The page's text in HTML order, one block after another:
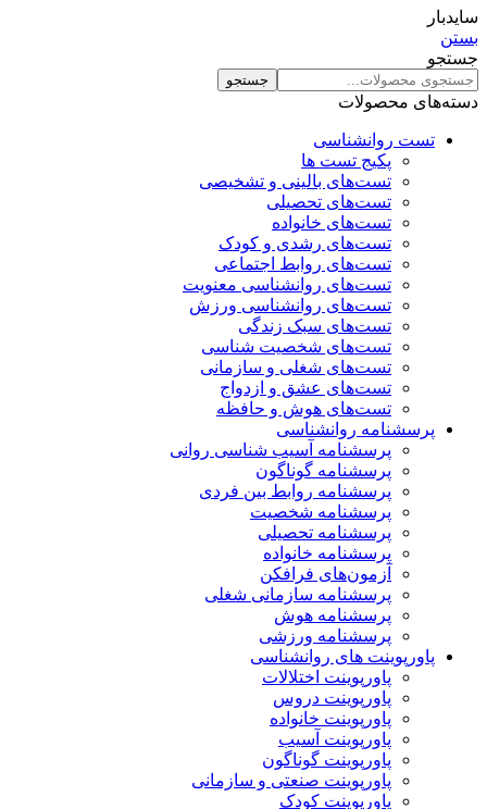
سایدبار
بستن
جستجو
جستجو
دسته‌های محصولات
تست روانشناسی
پکیج تست ها
تست‌های بالینی و تشخیصی
تست‌های تحصیلی
تست‌های خانواده
تست‌های رشدی و کودک
تست‌های روابط اجتماعی
تست‌های روانشناسی معنویت
تست‌های روانشناسی ورزش
تست‌های سبک زندگی
تست‌های شخصیت شناسی
تست‌های شغلی و سازمانی
تست‌های عشق و ازدواج
تست‌های هوش و حافظه
پرسشنامه روانشناسی
پرسشنامه آسیب شناسی روانی
پرسشنامه گوناگون
پرسشنامه روابط بین فردی
پرسشنامه شخصیت
پرسشنامه تحصیلی
پرسشنامه خانواده
آزمون‌های فرافکن
پرسشنامه سازمانی شغلی
پرسشنامه هوش
پرسشنامه ورزشی
پاورپوینت های روانشناسی
پاورپوینت اختلالات
پاورپوینت دروس
پاورپوینت خانواده
پاورپوینت آسیب
پاورپوینت گوناگون
پاورپوینت صنعتی و سازمانی
پاورپوینت کودک